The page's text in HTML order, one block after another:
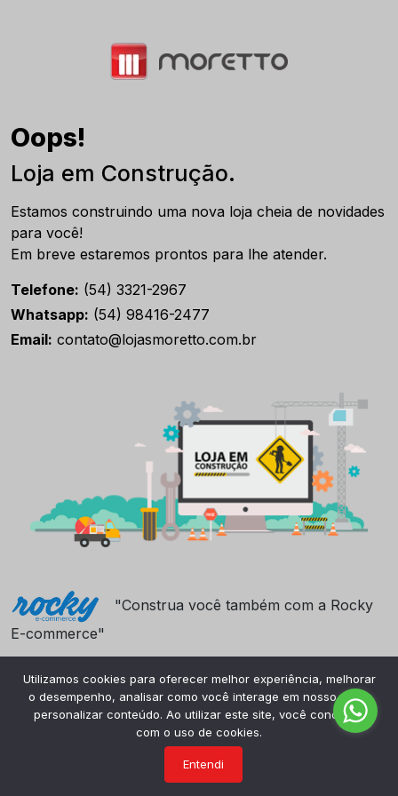
Oops!
Loja em Construção.
Estamos construindo uma nova loja cheia de novidades
para você!
Em breve estaremos prontos para lhe atender.
Telefone: (54) 3321-2967
Whatsapp: (54) 98416-2477
Email: contato@lojasmoretto.com.br
"Construa você também com a Rocky
E-commerce"
Utilizamos cookies para oferecer melhor experiência, melhorar
o desempenho, analisar como você interage em nosso site e
personalizar conteúdo. Ao utilizar este site, você concorda
com o uso de cookies.
Entendi